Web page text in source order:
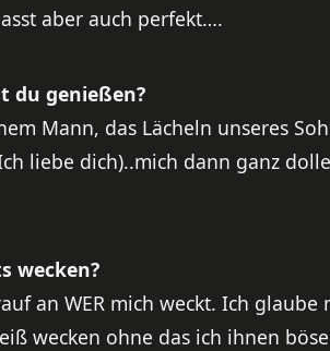
aber auch perfekt….
du genießen?
Mann, das Lächeln unseres
liebe dich)..mich dann ganz
wecken?
an WER mich weckt. Ich glaube
wecken ohne das ich ihnen